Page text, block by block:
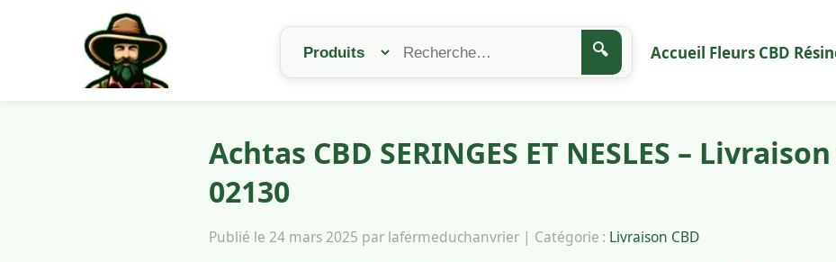
🔍 Accueil Fleurs CBD
Achtas CBD SERINGES ET NESLES –
02130
Publié le 24 mars 2025 par lafermeduchanvrier | Catégorie : Livraison CBD